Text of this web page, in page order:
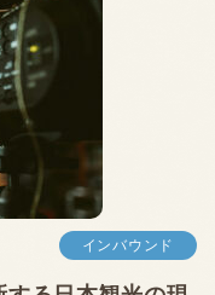
インバウンド